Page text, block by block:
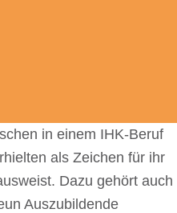
in einem IHK-Beruf
als Zeichen für ihr
Dazu gehört auch
Auszu­bil­dende